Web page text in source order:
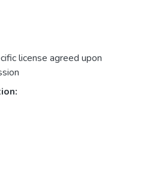
license agreed upon